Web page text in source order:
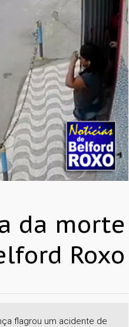
da morte
Roxo
flagrou um acidente de